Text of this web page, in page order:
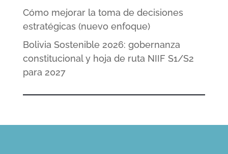
Cómo mejorar la toma de decisiones
estratégicas (nuevo enfoque)
Bolivia Sostenible 2026: gobernanza
constitucional y hoja de ruta NIIF S1/S2
para 2027